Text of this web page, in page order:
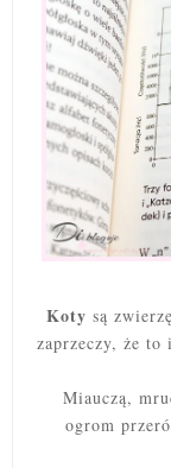
Koty są
zaprzeczy, że
Miauczą,
ogrom